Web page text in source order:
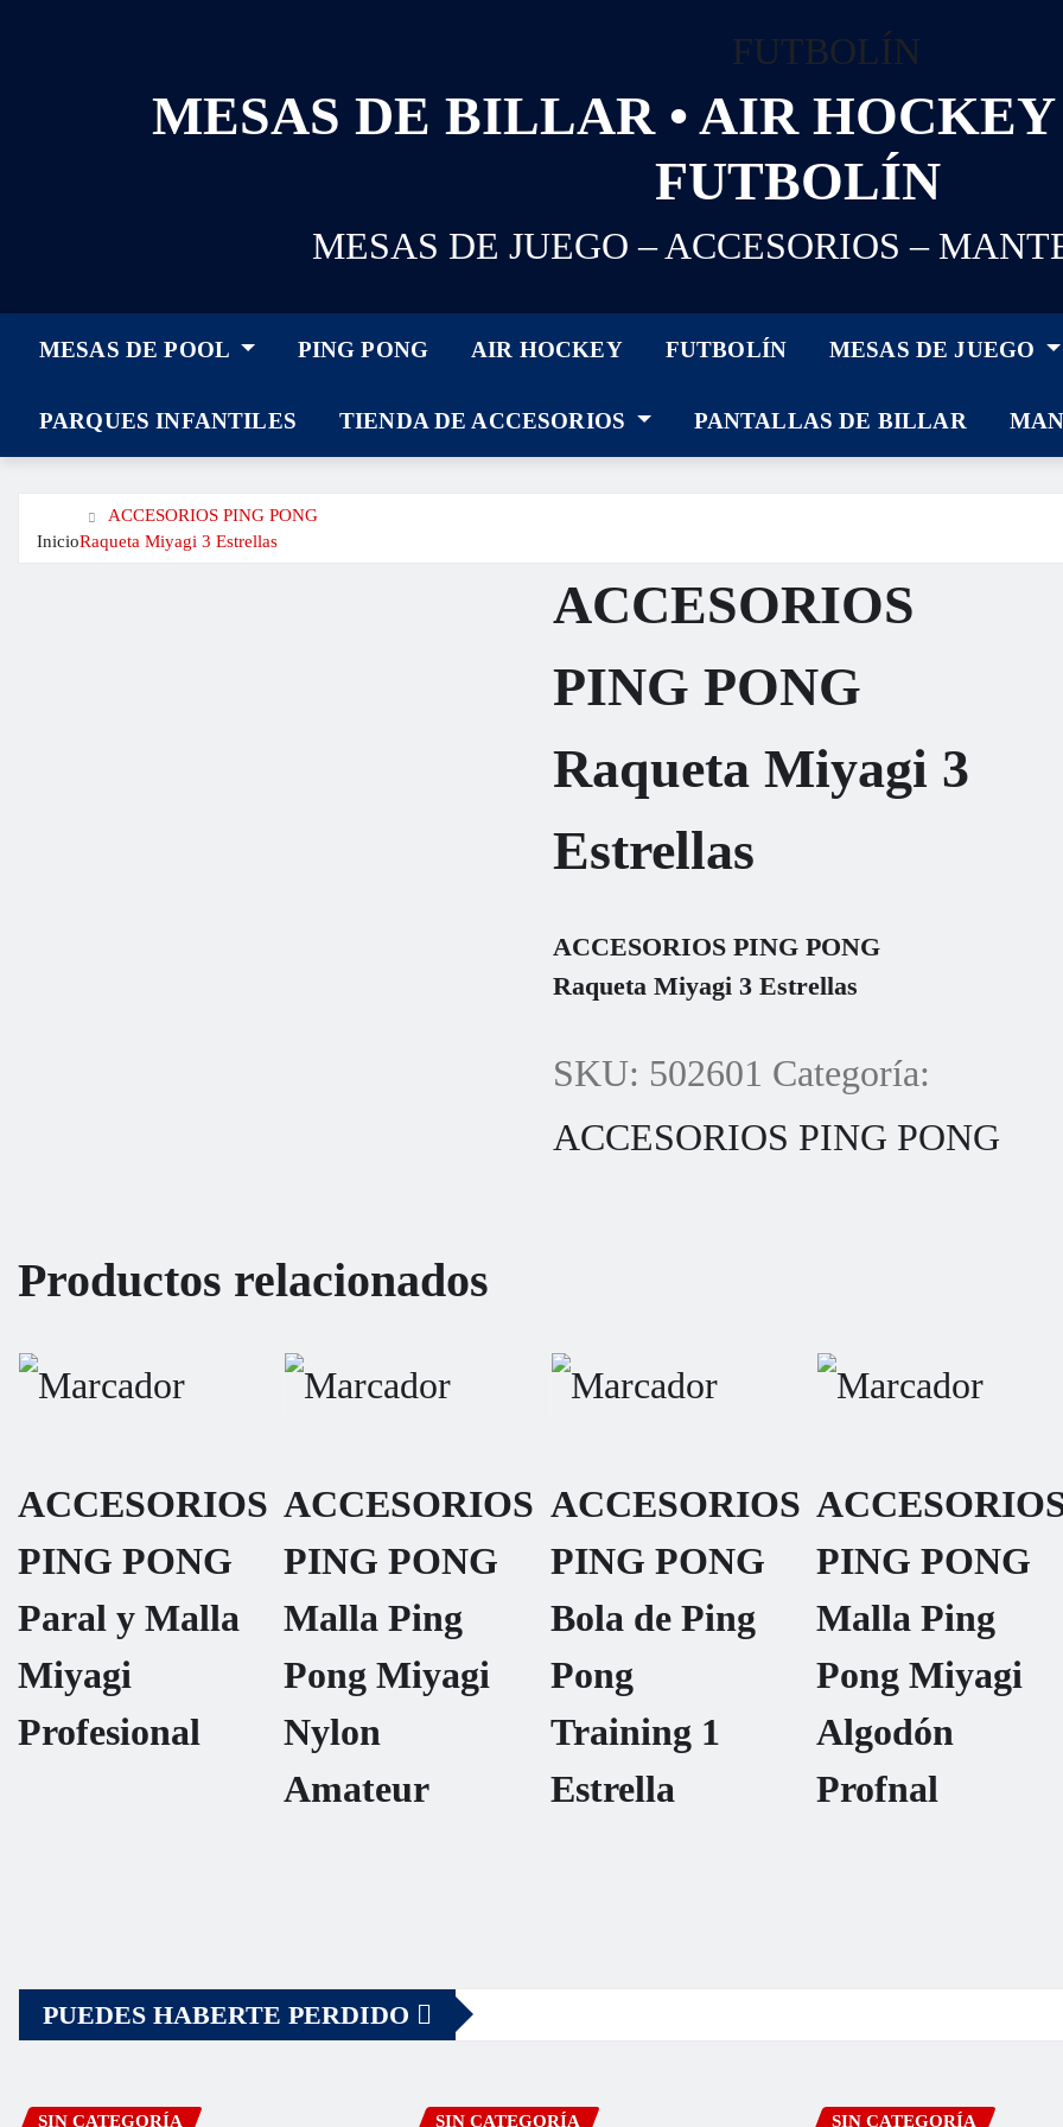
MESAS DE BILLAR • AIR HOCKEY
FUTBOLÍN
MESAS DE JUEGO – ACCESORIOS –
MESAS DE POOL PING PONG AIR HOCKEY FUTBOLÍN MESAS DE JUEGO
PARQUES INFANTILES TIENDA DE ACCESORIOS PANTALLAS DE BILLAR
Inicio
ACCESORIOS PING PONG
Raqueta Miyagi 3 Estrellas
ACCESORIOS
PING PONG
Raqueta Miyagi 3
Estrellas
ACCESORIOS PING PONG
Raqueta Miyagi 3 Estrellas
SKU: 502601 Categoría:
ACCESORIOS PING PONG
Productos relacionados
ACCESORIOS
PING PONG
Paral y Malla
Miyagi
Profesional
ACCESORIOS
PING PONG
Malla Ping
Pong Miyagi
Nylon
Amateur
ACCESORIOS
PING PONG
Bola de Ping
Pong
Training 1
Estrella
PING PONG
Malla Ping
Pong Miyagi
Algodón
Profnal
PUEDES HABERTE PERDIDO
SIN CATEGORÍA SIN CATEGORÍA SIN CATEGORÍA